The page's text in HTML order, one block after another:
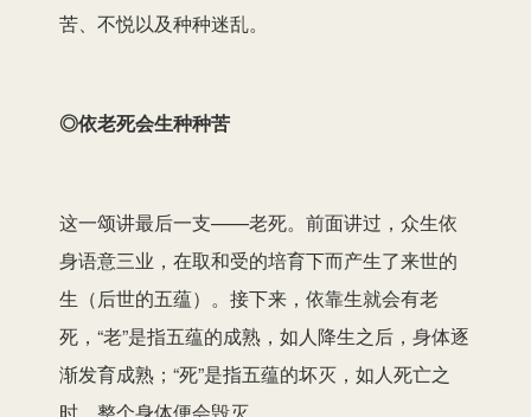
苦、不悦以及种种迷乱。
◎依老死会生种种苦
这一颂讲最后一支——老死。前面讲过，众生依
身语意三业，在取和受的培育下而产生了来世的
生（后世的五蕴）。接下来，依靠生就会有老
死，“老”是指五蕴的成熟，如人降生之后，身体逐
渐发育成熟；“死”是指五蕴的坏灭，如人死亡之